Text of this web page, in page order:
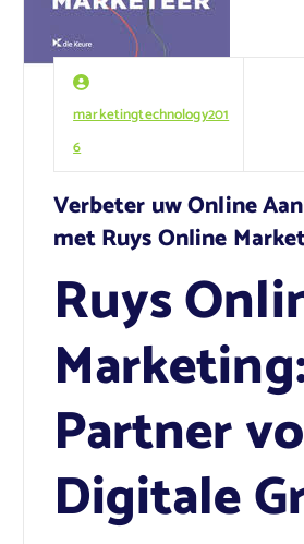
marketingtechnology201
6
Verbeter uw Online
met Ruys Online
Ruys
Partner
Digitale